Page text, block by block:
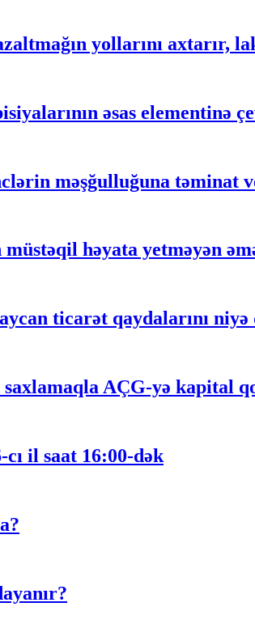
yollarını axtarır,
əsas elementinə
məşğulluğuna təminat
həyata yetməyən
ticarət qaydalarını
AÇG-yə kapital
il saat 16:00-dək